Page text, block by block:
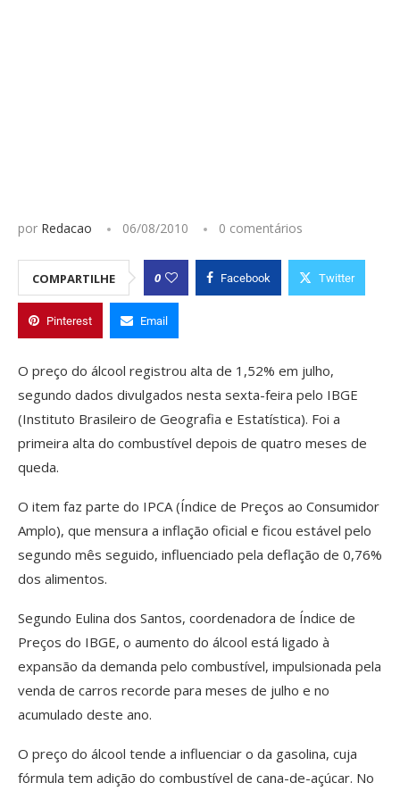
por Redacao 06/08/2010 0 comentários
COMPARTILHE 0 Facebook Twitter
Pinterest Email
O preço do álcool registrou alta de 1,52% em julho,
segundo dados divulgados nesta sexta-feira pelo IBGE
(Instituto Brasileiro de Geografia e Estatística). Foi a
primeira alta do combustível depois de quatro meses de
queda.
O item faz parte do IPCA (Índice de Preços ao Consumidor
Amplo), que mensura a inflação oficial e ficou estável pelo
segundo mês seguido, influenciado pela deflação de 0,76%
dos alimentos.
Segundo Eulina dos Santos, coordenadora de Índice de
Preços do IBGE, o aumento do álcool está ligado à
expansão da demanda pelo combustível, impulsionada pela
venda de carros recorde para meses de julho e no
acumulado deste ano.
O preço do álcool tende a influenciar o da gasolina, cuja
fórmula tem adição do combustível de cana-de-açúcar. No